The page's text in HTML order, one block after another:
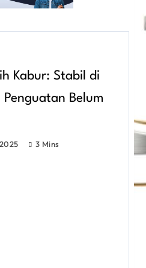
Kabur: Stabil di
Belum
3 Mins